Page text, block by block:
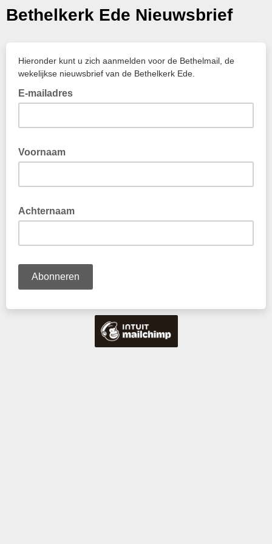
Bethelkerk Ede Nieuwsbrief
Hieronder kunt u zich aanmelden voor de Bethelmail, de
wekelijkse nieuwsbrief van de Bethelkerk Ede.
E-mailadres
Voornaam
Achternaam